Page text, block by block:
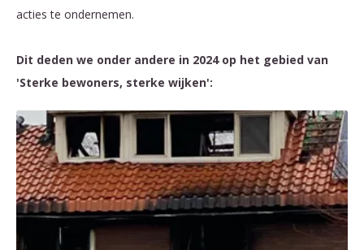
acties te ondernemen.
Dit deden we onder andere in 2024 op het gebied van
'Sterke bewoners, sterke wijken':